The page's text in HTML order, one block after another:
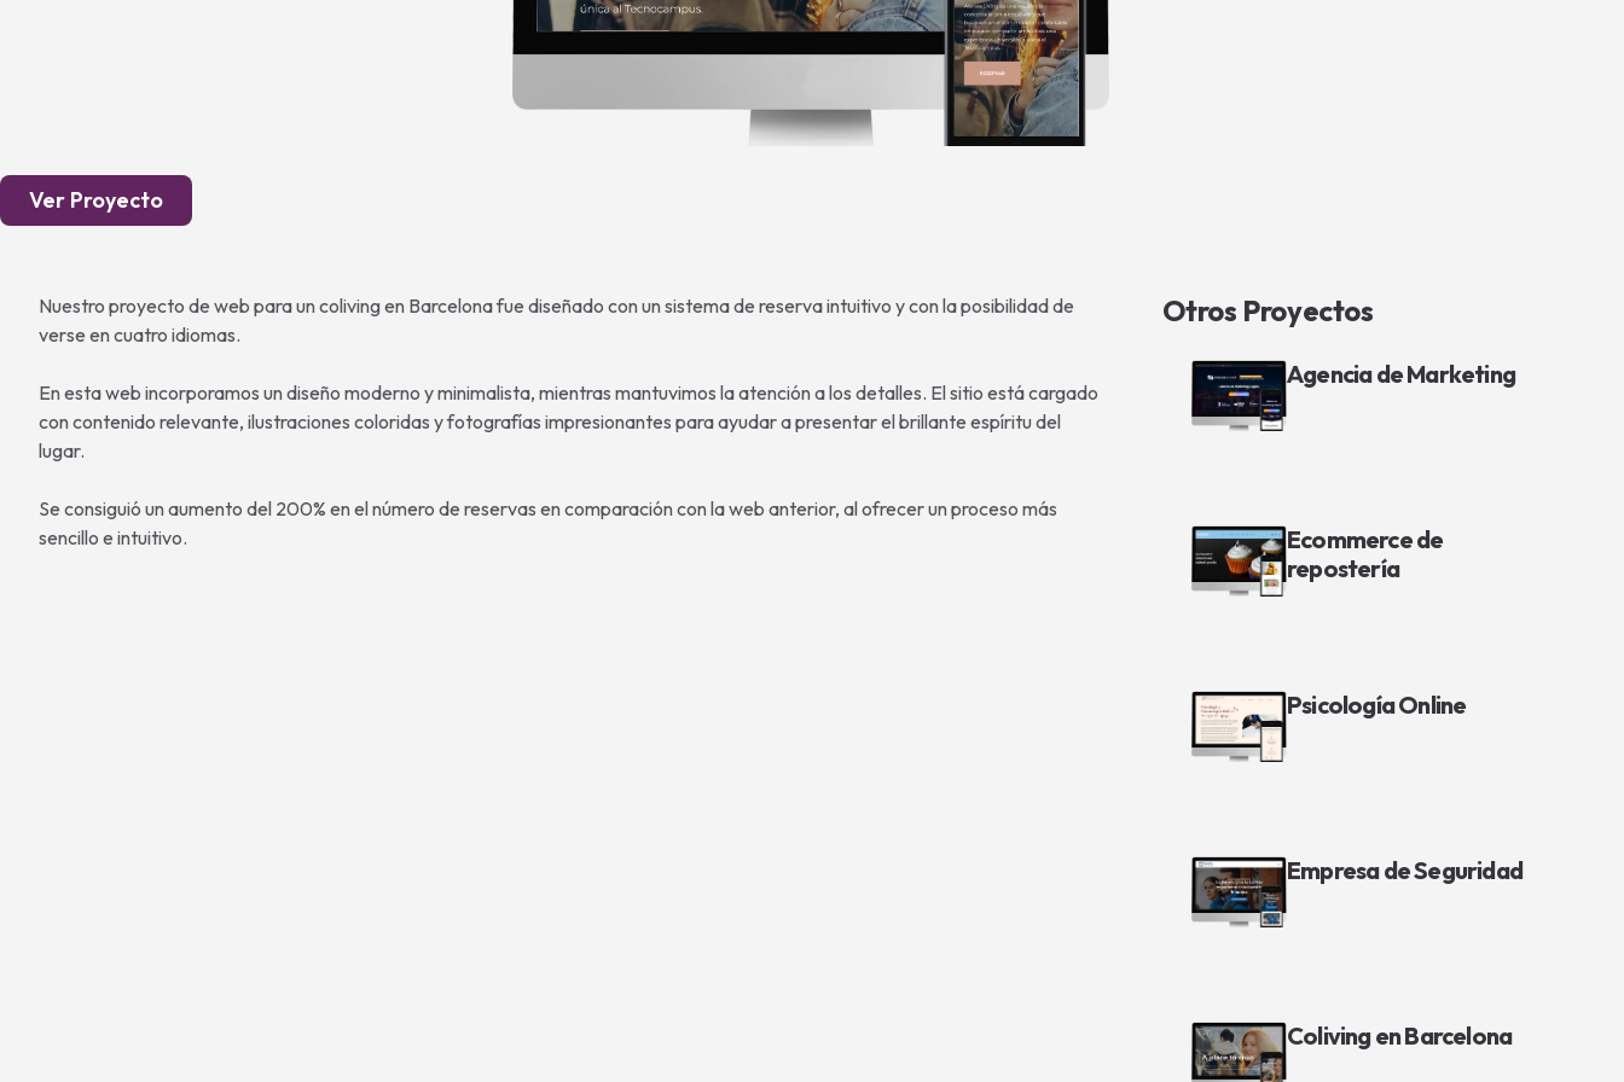
Ver Proyecto
Nuestro proyecto de web para un coliving en Barcelona fue diseñado con un sistema de reserva intuitivo y con la posibilidad de
verse en cuatro idiomas.
En esta web incorporamos un diseño moderno y minimalista, mientras mantuvimos la atención a los detalles. El sitio está cargado
con contenido relevante, ilustraciones coloridas y fotografías impresionantes para ayudar a presentar el brillante espíritu del
lugar.
Se consiguió un aumento del 200% en el número de reservas en comparación con la web anterior, al ofrecer un proceso más
sencillo e intuitivo.
Otros Proyectos
Agencia de Marketing
Ecommerce de
repostería
Psicología Online
Empresa de Seguridad
Coliving en Barcelona